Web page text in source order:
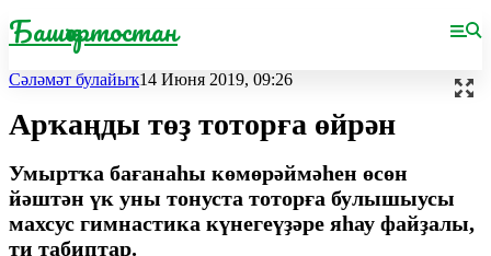
Башҡортостан
Сәләмәт булайыҡ14 Июня 2019, 09:26
Арҡаңды төҙ тоторға өйрән
Умыртҡа бағанаһы көмөрәймәһен өсөн
йәштән үк уны тонуста тоторға булышыу­сы
махсус гимнастика күнегеүҙәре яһау файҙалы,
ти табиптар.